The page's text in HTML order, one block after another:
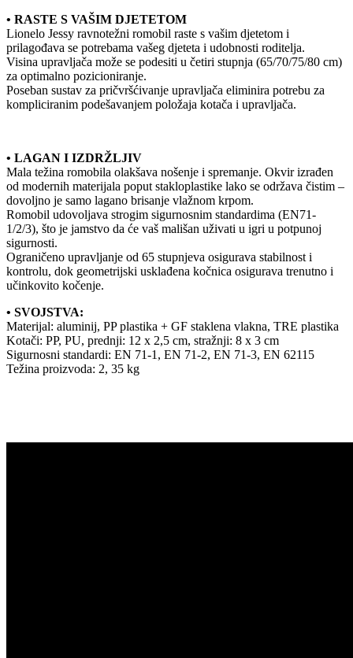
• RASTE S VAŠIM DJETETOM
Lionelo Jessy ravnotežni romobil raste s vašim djetetom i
prilagođava se potrebama vašeg djeteta i udobnosti roditelja.
Visina upravljača može se podesiti u četiri stupnja (65/70/75/80 cm)
za optimalno pozicioniranje.
Poseban sustav za pričvršćivanje upravljača eliminira potrebu za
kompliciranim podešavanjem položaja kotača i upravljača.
• LAGAN I IZDRŽLJIV
Mala težina romobila olakšava nošenje i spremanje. Okvir izrađen
od modernih materijala poput stakloplastike lako se održava čistim –
dovoljno je samo lagano brisanje vlažnom krpom.
Romobil udovoljava strogim sigurnosnim standardima (EN71-
1/2/3), što je jamstvo da će vaš mališan uživati u igri u potpunoj
sigurnosti.
Ograničeno upravljanje od 65 stupnjeva osigurava stabilnost i
kontrolu, dok geometrijski usklađena kočnica osigurava trenutno i
učinkovito kočenje.
• SVOJSTVA:
Materijal: aluminij, PP plastika + GF staklena vlakna, TRE plastika
Kotači: PP, PU, prednji: 12 x 2,5 cm, stražnji: 8 x 3 cm
Sigurnosni standardi: EN 71-1, EN 71-2, EN 71-3, EN 62115
Težina proizvoda: 2, 35 kg